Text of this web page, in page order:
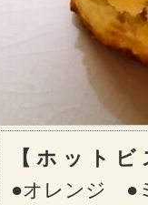
【 ホ ッ ト
●オレンジ ●